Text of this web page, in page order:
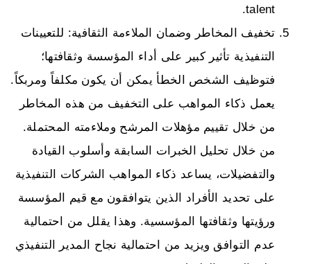
talent.
تخفيف المخاطر وضمان الملاءمة الثقافية: للتعيينات
التنفيذية تأثير كبير على أداء المؤسسة وثقافتها؛
فتوظيف الشخص الخطأ يمكن أن يكون مكلفاً ومربكاً.
يعمل ذكاء المواهب على التخفيف من هذه المخاطر
من خلال تقييم مؤهلات المرشح وملاءمته المحتملة.
من خلال تحليل الخبرات السابقة وأسلوب القيادة
والتفضيلات، يساعد ذكاء المواهب الشركات التنفيذية
على تحديد الأفراد الذين يتوافقون مع قيم المؤسسة
ورؤيتها وثقافتها المؤسسية. وهذا يقلل من احتمالية
عدم التوافق ويزيد من احتمالية نجاح المدير التنفيذي